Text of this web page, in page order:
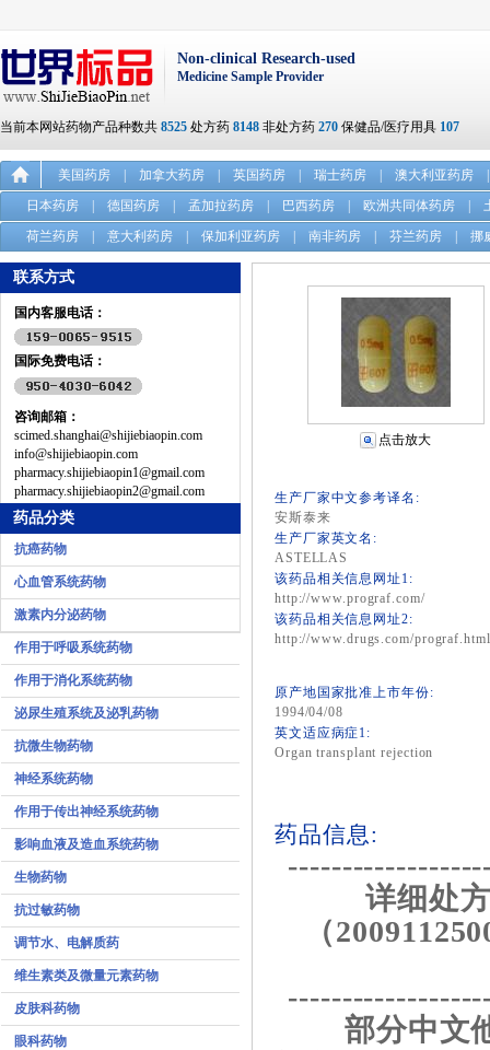
Non-clinical Research-used
Medicine Sample Provider
当前本网站药物产品种数共 8525 处方药 8148 非处方药 270 保健品/医疗用具 107
美国药房 加拿大药房 英国药房 瑞士药房 澳大利亚药房
日本药房
德国药房 孟加拉药房 巴西药房 欧洲共同体药房
荷兰药房
意大利药房 保加利亚药房 南非药房 芬兰药房 挪
联系方式
国内客服电话：
国际免费电话：
咨询邮箱：
scimed.shanghai@shijiebiaopin.com
info@shijiebiaopin.com
pharmacy.shijiebiaopin1@gmail.com
pharmacy.shijiebiaopin2@gmail.com
药品分类
抗癌药物
心血管系统药物
激素内分泌药物
作用于呼吸系统药物
作用于消化系统药物
泌尿生殖系统及泌乳药物
抗微生物药物
神经系统药物
作用于传出神经系统药物
影响血液及造血系统药物
生物药物
抗过敏药物
调节水、电解质药
维生素类及微量元素药物
皮肤科药物
眼科药物
点击放大
生产厂家中文参考译名:
安斯泰来
生产厂家英文名:
ASTELLAS
该药品相关信息网址1:
http://www.prograf.com/
该药品相关信息网址2:
http://www.drugs.com/prograf.html
原产地国家批准上市年份:
1994/04/08
英文适应病症1:
Organ transplant rejection
药品信息:
详细处
（
部分中文